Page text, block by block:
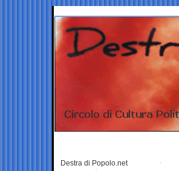
Destra di Popolo.net